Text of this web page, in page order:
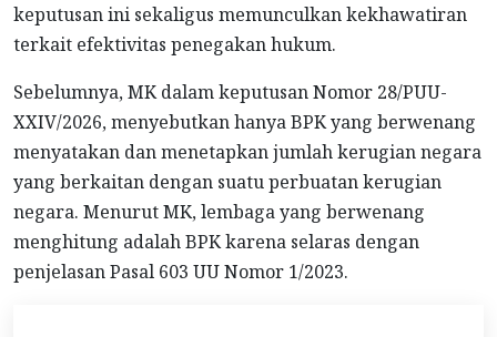
keputusan ini sekaligus memunculkan kekhawatiran
terkait efektivitas penegakan hukum.
Sebelumnya, MK dalam keputusan Nomor 28/PUU-
XXIV/2026, menyebutkan hanya BPK yang berwenang
menyatakan dan menetapkan jumlah kerugian negara
yang berkaitan dengan suatu perbuatan kerugian
negara. Menurut MK, lembaga yang berwenang
menghitung adalah BPK karena selaras dengan
penjelasan Pasal 603 UU Nomor 1/2023.